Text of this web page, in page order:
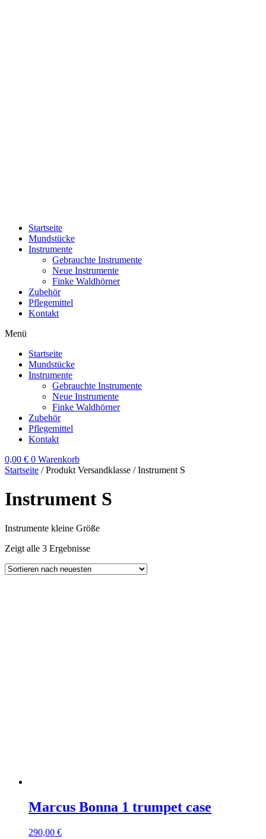
Startseite
Mundstücke
Instrumente
Gebrauchte Instrumente
Neue Instrumente
Finke Waldhörner
Zubehör
Pflegemittel
Kontakt
Menü
Startseite
Mundstücke
Instrumente
Gebrauchte Instrumente
Neue Instrumente
Finke Waldhörner
Zubehör
Pflegemittel
Kontakt
0,00 € 0 Warenkorb
Startseite / Produkt Versandklasse / Instrument S
Instrument S
Instrumente kleine Größe
Zeigt alle 3 Ergebnisse
Marcus Bonna 1 trumpet case
290,00 €